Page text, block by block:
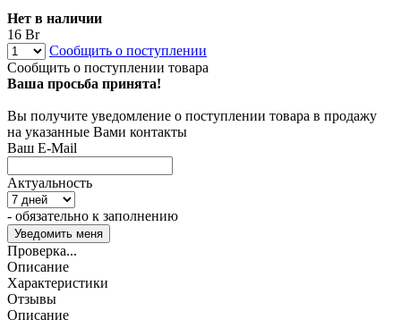
Нет в наличии
16 Br
Сообщить о поступлении
Сообщить о поступлении товара
Ваша просьба принята!
Вы получите уведомление о поступлении товара в продажу
на указанные Вами контакты
Ваш E-Mail
Актуальность
- обязательно к заполнению
Проверка...
Описание
Характеристики
Отзывы
Описание